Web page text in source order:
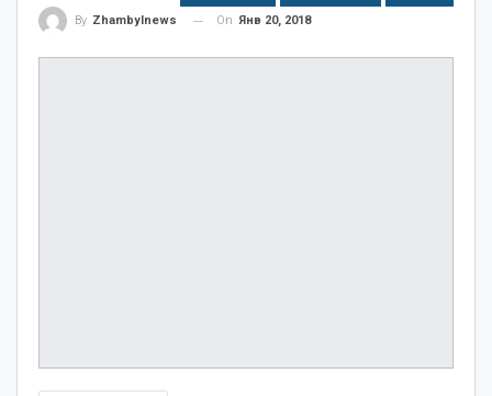
By Zhambylnews On Янв 20, 2018